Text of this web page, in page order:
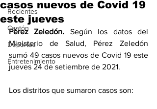
Recientes
Cantón
Deportes
Entretenimiento
casos nuevos de Covid 19
este jueves
Pérez Zeledón. Según los datos del
Ministerio de Salud, Pérez Zeledón
sumó 49 casos nuevos de Covid 19 este
jueves 24 de setiembre de 2021.
Los distritos que sumaron casos son: